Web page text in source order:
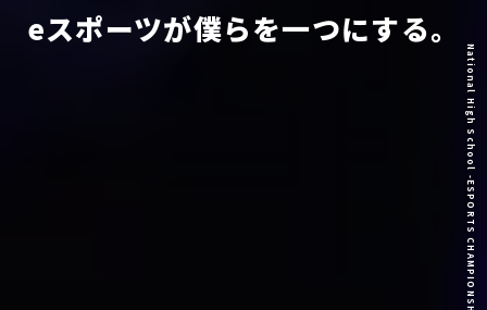
eスポーツが僕らを一つにする。
National High School -ESPORTS CHAMPIONSHIP2026